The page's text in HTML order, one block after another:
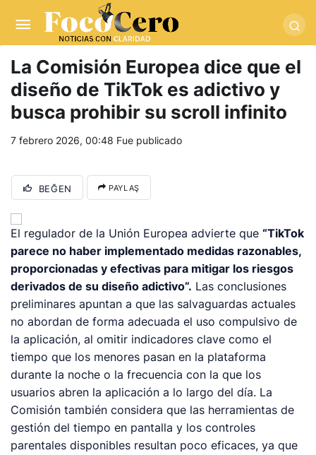
trwin giriş
masterbetting-palacebet1.com-
tlcasino giriş-betandyou-vbett34.com betovis34.net-
skyloftsbet
La Comisión Europea dice que el
diseño de TikTok es adictivo y
busca prohibir su scroll infinito
7 febrero 2026, 00:48 Fue publicado
BEĞEN PAYLAŞ
El regulador de la Unión Europea advierte que“TikTok
parece no haber implementado medidas razonables,
proporcionadas y efectivas para mitigar los riesgos
derivados de su diseño adictivo”. Las conclusiones
preliminares apuntan a que las salvaguardas actuales
no abordan de forma adecuada el uso compulsivo de
la aplicación, al omitir indicadores clave como el
tiempo que los menores pasan en la plataforma
durante la noche o la frecuencia con la que los
usuarios abren la aplicación a lo largo del día. La
Comisión también considera que las herramientas de
gestión del tiempo en pantalla y los controles
parentales disponibles resultan poco eficaces, ya que